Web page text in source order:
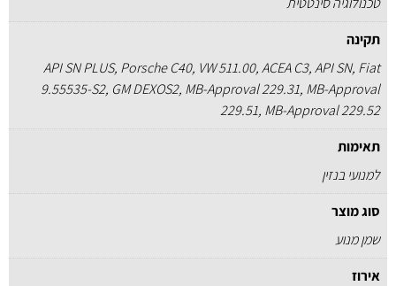
תקינה
API SN PLUS, Porsche C40, VW 511.00, ACEA C3, API SN, Fiat
9.55535-S2, GM DEXOS2, MB-Approval 229.31, MB-Approval
229.51, MB-Approval 229.52
תאימות
למנועי בנזין
סוג מוצר
שמן מנוע
אירוז